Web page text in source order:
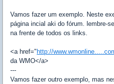
Vamos fazer um exemplo. Neste
página incial aki do fórum. lembre-
na frente de todos os links.
<a href=" http://
da WMO</a>
---
Vamos fazer outro exemplo, mas